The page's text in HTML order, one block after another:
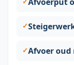
Afvoer